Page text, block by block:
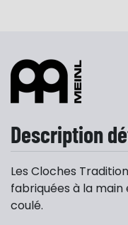
Description
Les Cloches
fabriquées à la
coulé.